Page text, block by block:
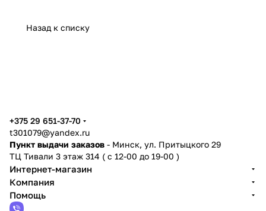
Назад к списку
+375 29 651-37-70
t301079@yandex.ru
Пункт выдачи заказов - Минск, ул. Притыцкого 29
ТЦ Тивали 3 этаж 314 ( с 12-00 до 19-00 )
Интернет-магазин
Компания
Помощь